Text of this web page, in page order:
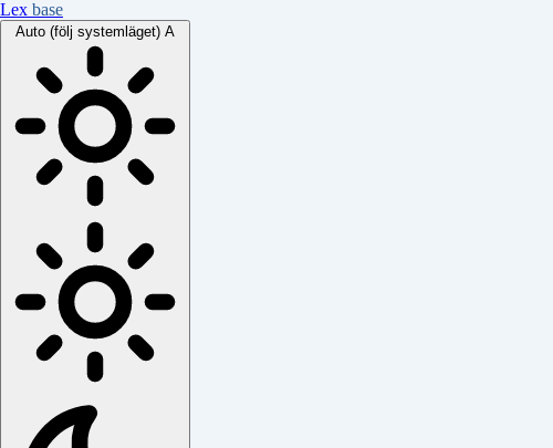
Lex base
Auto (följ systemläget) A